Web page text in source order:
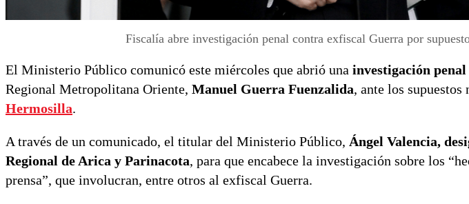
Fiscalía abre investigación penal contra exfiscal Guerra por
El Ministerio Público comunicó este miércoles que abrió una investigación penal
Regional Metropolitana Oriente, Manuel Guerra Fuenzalida, ante los
Hermosilla.
A través de un comunicado, el titular del Ministerio Público, Ángel Valencia,
Regional de Arica y Parinacota, para que encabece la investigación sobre los
prensa”, que involucran, entre otros al exfiscal Guerra.